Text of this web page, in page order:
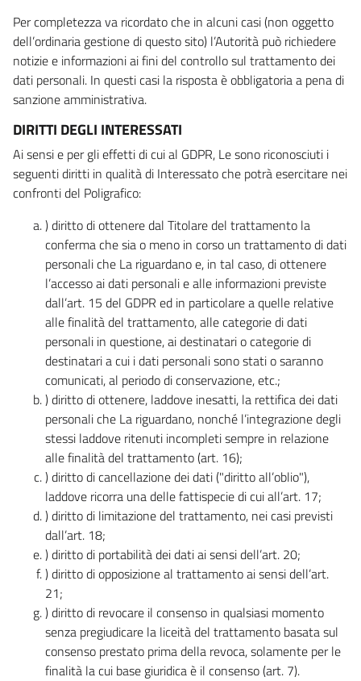
Per completezza va ricordato che in alcuni casi (non oggetto
dell’ordinaria gestione di questo sito) l’Autorità può richiedere
notizie e informazioni ai fini del controllo sul trattamento dei
dati personali. In questi casi la risposta è obbligatoria a pena di
sanzione amministrativa.
DIRITTI DEGLI INTERESSATI
Ai sensi e per gli effetti di cui al GDPR, Le sono riconosciuti i
seguenti diritti in qualità di Interessato che potrà esercitare nei
confronti del Poligrafico:
) diritto di ottenere dal Titolare del trattamento la
conferma che sia o meno in corso un trattamento di dati
personali che La riguardano e, in tal caso, di ottenere
l’accesso ai dati personali e alle informazioni previste
dall’art. 15 del GDPR ed in particolare a quelle relative
alle finalità del trattamento, alle categorie di dati
personali in questione, ai destinatari o categorie di
destinatari a cui i dati personali sono stati o saranno
comunicati, al periodo di conservazione, etc.;
) diritto di ottenere, laddove inesatti, la rettifica dei dati
personali che La riguardano, nonché l’integrazione degli
stessi laddove ritenuti incompleti sempre in relazione
alle finalità del trattamento (art. 16);
) diritto di cancellazione dei dati ("diritto all’oblio"),
laddove ricorra una delle fattispecie di cui all’art. 17;
) diritto di limitazione del trattamento, nei casi previsti
dall’art. 18;
) diritto di portabilità dei dati ai sensi dell’art. 20;
) diritto di opposizione al trattamento ai sensi dell’art.
21;
) diritto di revocare il consenso in qualsiasi momento
senza pregiudicare la liceità del trattamento basata sul
consenso prestato prima della revoca, solamente per le
finalità la cui base giuridica è il consenso (art. 7).